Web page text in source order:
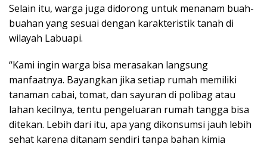
Selain itu, warga juga didorong untuk menanam buah-
buahan yang sesuai dengan karakteristik tanah di
wilayah Labuapi.
“Kami ingin warga bisa merasakan langsung
manfaatnya. Bayangkan jika setiap rumah memiliki
tanaman cabai, tomat, dan sayuran di polibag atau
lahan kecilnya, tentu pengeluaran rumah tangga bisa
ditekan. Lebih dari itu, apa yang dikonsumsi jauh lebih
sehat karena ditanam sendiri tanpa bahan kimia